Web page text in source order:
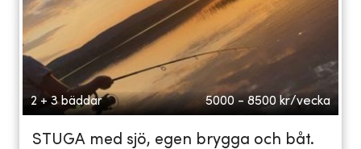
2 + 3 bäddar 5000 - 8500 kr/vecka
STUGA med sjö, egen brygga och båt.